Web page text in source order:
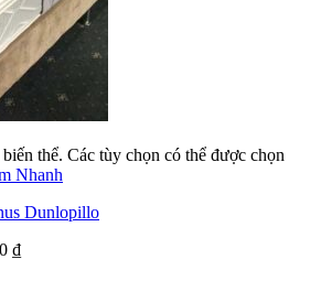
thể. Các tùy chọn có thể được chọn
Nhanh
Dunlopillo
₫